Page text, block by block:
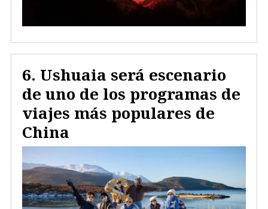
Ushuaia será escenario
de uno de los programas de
viajes más populares de
China